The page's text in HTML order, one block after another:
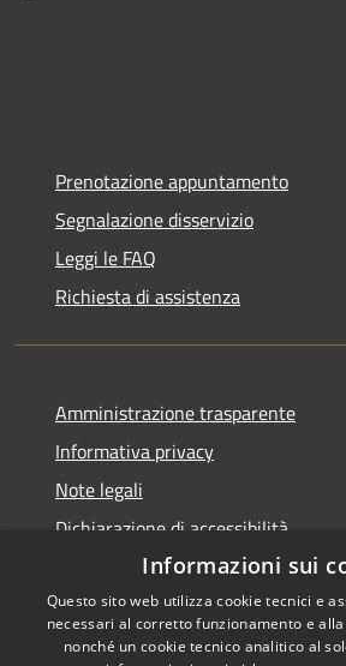
Prenotazione appuntamento
Segnalazione disservizio
Leggi le FAQ
Richiesta di assistenza
Amministrazione trasparente
Informativa privacy
Note legali
Dichiarazione di accessibilità
Informazioni sui
Questo sito web utilizza cookie tecnici e
necessari al corretto funzionamento e
nonché un cookie tecnico analitico al